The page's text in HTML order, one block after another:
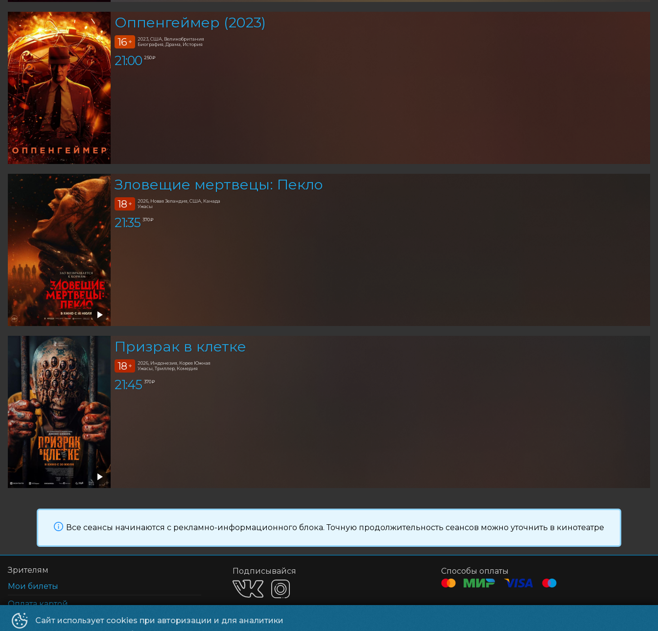
Оппенгеймер (2023)
16 +
2023, США, Великобритания
Биография, Драма, История
21:00 250 ₽
Зловещие мертвецы: Пекло
18 +
2026, Новая Зеландия, США, Канада
Ужасы
21:35 370 ₽
Призрак в клетке
18 +
2026, Индонезия, Корея Южная
Ужасы, Триллер, Комедия
21:45 370 ₽
Все сеансы начинаются с рекламно-информационного блока. Точную продолжительность сеансов можно уточнить в кинотеатре
Сайт использует cookies при авторизации и для аналитики
Зрителям
Мои билеты
Оплата картой
Реквизиты
Возврат билетов
Подписывайся
Приложения
Способы оплаты